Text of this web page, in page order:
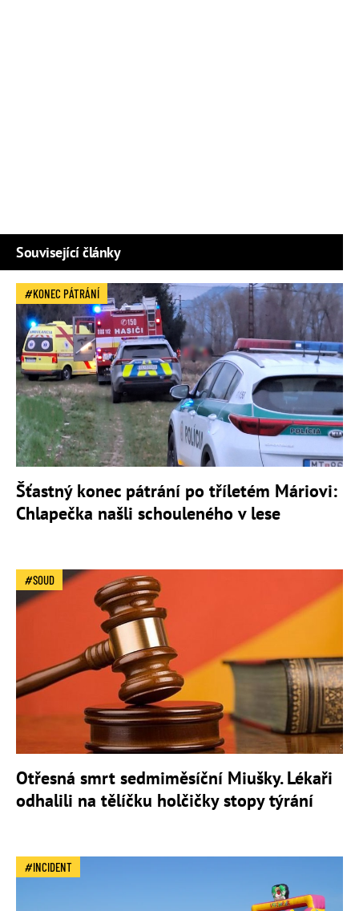
Související články
KONEC PÁTRÁNÍ
Šťastný konec pátrání po tříletém Máriovi:
Chlapečka našli schouleného v lese
SOUD
Otřesná smrt sedmiměsíční Miušky. Lékaři
odhalili na tělíčku holčičky stopy týrání
INCIDENT